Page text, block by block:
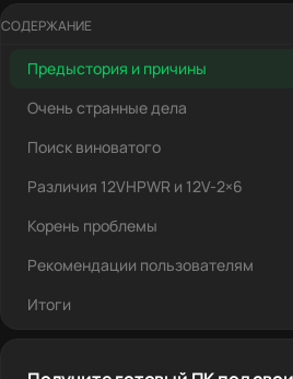
СОДЕРЖАНИЕ
Предыстория и причины
Очень странные дела
Поиск виноватого
Различия 12VHPWR и 12V-2×6
Корень проблемы
Рекомендации пользователям
Итоги